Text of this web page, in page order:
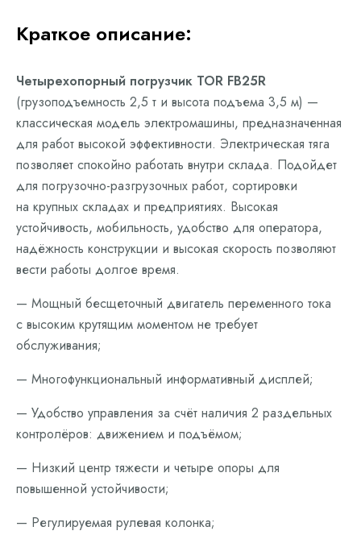
Краткое описание:
Четырехопорный погрузчик TOR FB25R
(грузоподъемность 2,5 т и высота подъема 3,5 м) —
классическая модель электромашины, предназначенная
для работ высокой эффективности. Электрическая тяга
позволяет спокойно работать внутри склада. Подойдет
для погрузочно-разгрузочных работ, сортировки
на крупных складах и предприятиях. Высокая
устойчивость, мобильность, удобство для оператора,
надёжность конструкции и высокая скорость позволяют
вести работы долгое время.
— Мощный бесщеточный двигатель переменного тока
с высоким крутящим моментом не требует
обслуживания;
— Многофункциональный информативный дисплей;
— Удобство управления за счёт наличия 2 раздельных
контролёров: движением и подъёмом;
— Низкий центр тяжести и четыре опоры для
повышенной устойчивости;
— Регулируемая рулевая колонка;